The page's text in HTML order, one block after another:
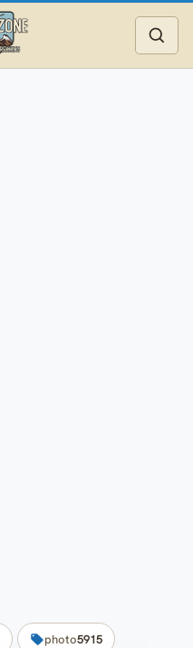
photo5915